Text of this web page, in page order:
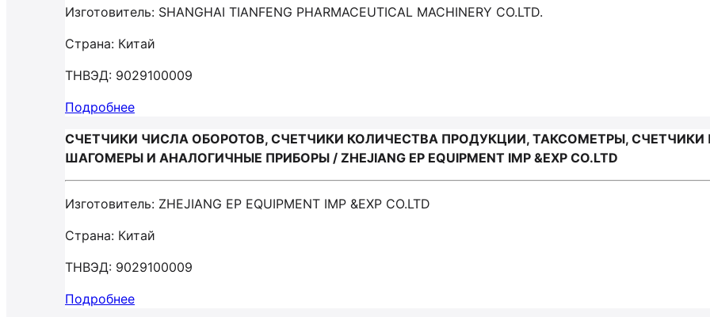
Изготовитель: SHANGHAI TIANFENG PHARMACEUTICAL MACHINERY CO.LTD.
Страна: Китай
ТНВЭД: 9029100009
Подробнее
СЧЕТЧИКИ ЧИСЛА ОБОРОТОВ, СЧЕТЧИКИ КОЛИЧЕСТВА ПРОДУКЦИИ, ТАКСОМЕТРЫ,
ШАГОМЕРЫ И АНАЛОГИЧНЫЕ ПРИБОРЫ / ZHEJIANG EP EQUIPMENT IMP &EXP CO.LTD
Изготовитель: ZHEJIANG EP EQUIPMENT IMP &EXP CO.LTD
Страна: Китай
ТНВЭД: 9029100009
Подробнее